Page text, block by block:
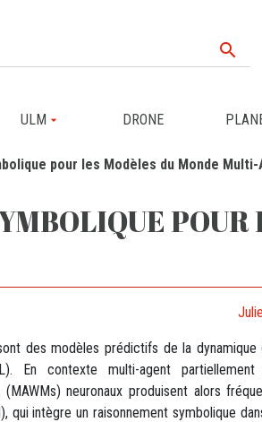

ULM DRONE
pour les Modèles du Monde
des modèles prédictifs de la
En contexte multi-agent
(MAWMs) neuronaux produisent alors
qui intègre un raisonnement symbolique